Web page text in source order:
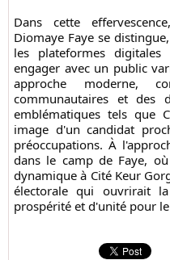
Dans cette
Diomaye Faye se distingue,
les plateformes
engager avec un public
approche moderne,
communautaires et des
emblématiques tels que
image d'un candidat
préoccupations. À
dans le camp de Faye,
dynamique à Cité Keur
électorale qui ouvrirait
prospérité et d'unité pour le